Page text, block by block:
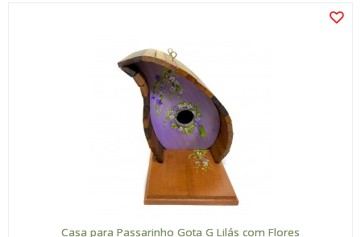
Casa para Passarinho Gota G Lilás com Flores